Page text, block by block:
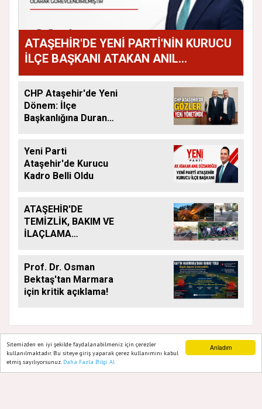
Anladım
Sitemizden en iyi şekilde faydalanabilmeniz için çerezler
kullanılmaktadır. Bu siteye giriş yaparak çerez kullanımını kabul
etmiş sayılıyorsunuz. Daha Fazla Bilgi Al
ATAŞEHİR'DE YENİ PARTİ'NİN KURUCU
İLÇE BAŞKANI ATAKAN ANIL
DİZDAROĞLU OLDU
CHP Ataşehir'de Yeni
Dönem: İlçe
Başkanlığına Duran
Yeni Parti
Ataşehir'de Kurucu
Kadro Belli Oldu
ATAŞEHİR'DE
TEMİZLİK, BAKIM VE
İLAÇLAMA
Prof. Dr. Osman
Bektaş'tan Marmara
için kritik açıklama!
GAZETE ATAŞEHIR 2020
Ana Sayfa Web TV